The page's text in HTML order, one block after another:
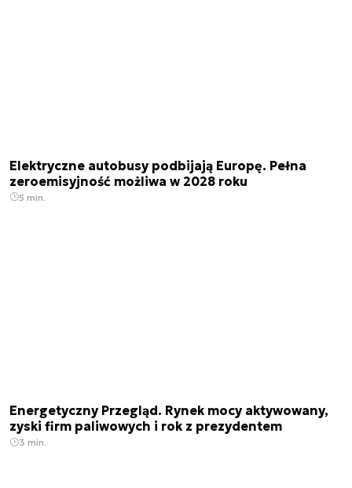
Elektryczne autobusy podbijają Europę. Pełna
zeroemisyjność możliwa w 2028 roku
5 min.
Energetyczny Przegląd. Rynek mocy aktywowany,
zyski firm paliwowych i rok z prezydentem
3 min.